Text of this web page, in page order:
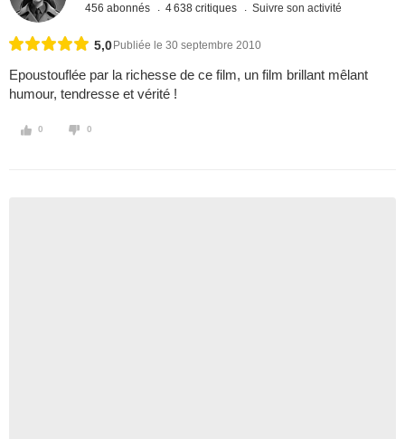
456 abonnés 4 638 critiques Suivre son activité
5,0 Publiée le 30 septembre 2010
Epoustouflée par la richesse de ce film, un film brillant mêlant
humour, tendresse et vérité !
0 0